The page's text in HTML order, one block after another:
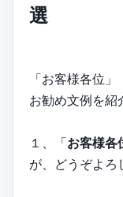
選
「お客様各位」
お勧め文例を紹
１、「お客様各
が、どうぞよろ